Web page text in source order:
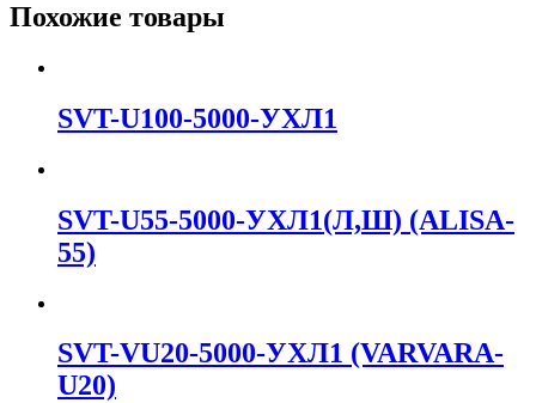
Похожие товары
SVT-U100-5000-УХЛ1
SVT-U55-5000-УХЛ1(Л,Ш) (ALISA-
55)
SVT-VU20-5000-УХЛ1 (VARVARA-
U20)